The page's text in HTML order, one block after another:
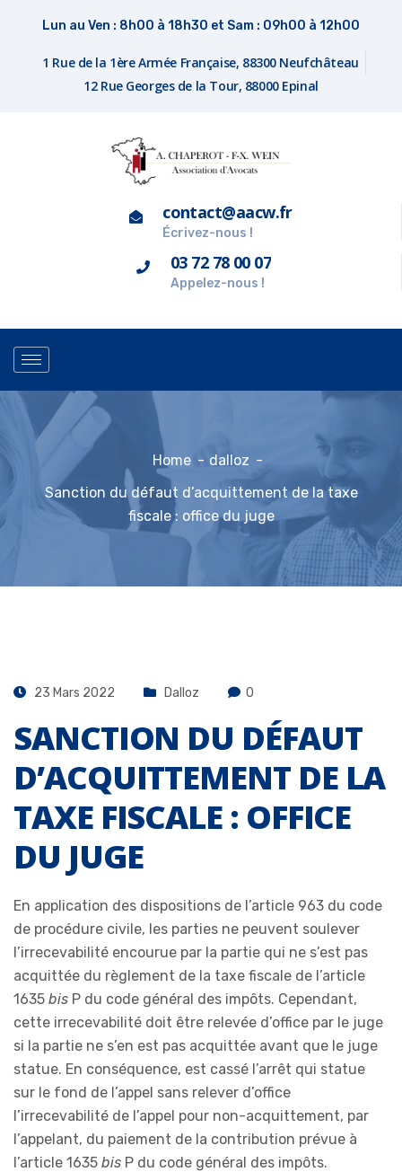
Lun au Ven : 8h00 à 18h30 et Sam : 09h00 à 12h00
1 Rue de la 1ère Armée Française, 88300 Neufchâteau
12 Rue Georges de la Tour, 88000 Epinal
contact@aacw.fr
Écrivez-nous !
03 72 78 00 07
Appelez-nous !
Home
dalloz
Sanction du défaut d’acquittement de la taxe
fiscale : office du juge
23 Mars 2022 Dalloz 0
SANCTION DU DÉFAUT
D’ACQUITTEMENT DE LA
TAXE FISCALE : OFFICE
DU JUGE
En application des dispositions de l’article 963 du code
de procédure civile, les parties ne peuvent soulever
l’irrecevabilité encourue par la partie qui ne s’est pas
acquittée du règlement de la taxe fiscale de l’article
1635 bis P du code général des impôts. Cependant,
cette irrecevabilité doit être relevée d’office par le juge
si la partie ne s’en est pas acquittée avant que le juge
statue. En conséquence, est cassé l’arrêt qui statue
sur le fond de l’appel sans relever d’office
l’irrecevabilité de l’appel pour non-acquittement, par
l’appelant, du paiement de la contribution prévue à
l’article 1635 bis P du code général des impôts.